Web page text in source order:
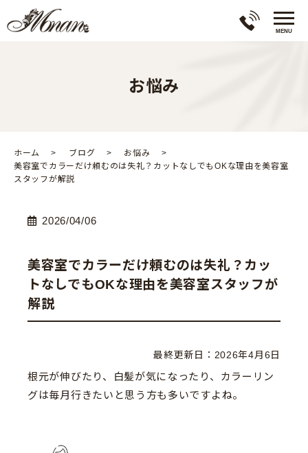
お悩み
ホーム ブログ
お悩み
美容室でカラーだけ頼むのは失礼？カットなしでもOKな理由を美容室
スタッフが解説
2026/04/06
美容室でカラーだけ頼むのは失礼？カッ
トなしでもOKな理由を美容室スタッフが
解説
最終更新日： 2026年4月6日
根元が伸びたり、白髪が気になったり、カラーリン
グは毎月行きたいと思う方も多いですよね。